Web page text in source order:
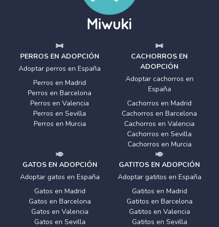
PERROS EN ADOPCIÓN
Adoptar perros en España
Perros en Madrid
Perros en Barcelona
Perros en Valencia
Perros en Sevilla
Perros en Murcia
CACHORROS EN
ADOPCIÓN
Adoptar cachorros en
España
Cachorros en Madrid
Cachorros en Barcelona
Cachorros en Valencia
Cachorros en Sevilla
Cachorros en Murcia
GATOS EN ADOPCIÓN
Adoptar gatos en España
Gatos en Madrid
Gatos en Barcelona
Gatos en Valencia
Gatos en Sevilla
GATITOS EN ADOPCIÓN
Adoptar gatitos en España
Gatitos en Madrid
Gatitos en Barcelona
Gatitos en Valencia
Gatitos en Sevilla